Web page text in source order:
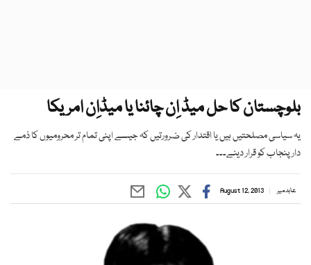
بلوچستان کا حل میڈ اِن چائنا یا میڈاِن امریکا
یہ سیاسی مصلحتیں ہیں یا اقتدار کی ضرورتیں کہ جیسے اپنی تمام تر محرومیوں کا ذمے
دار پنجاب کو قرار دینے۔۔۔
عابد میر August 12, 2013